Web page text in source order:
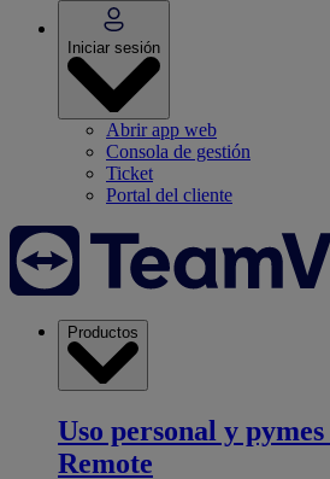
Iniciar sesión
Abrir app web
Consola de gestión
Ticket
Portal del cliente
Productos
Uso personal y pymes
Remote